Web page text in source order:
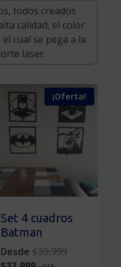
¡Oferta!
Set 4 cuadros
Batman
Desde $39,999Original